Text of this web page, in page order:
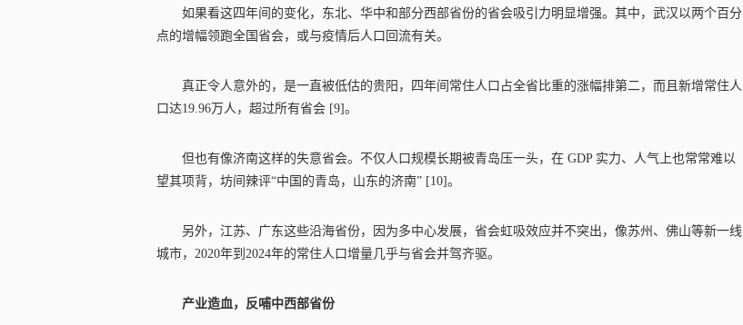
如果看这四年间的变化，东北、华中和部分西部省份的省会吸引力明显增强。其中，武汉以两个百分
点的增幅领跑全国省会，或与疫情后人口回流有关。
真正令人意外的，是一直被低估的贵阳，四年间常住人口占全省比重的涨幅排第二，而且新增常住人
口达19.96万人，超过所有省会 [9]。
但也有像济南这样的失意省会。不仅人口规模长期被青岛压一头，在 GDP 实力、人气上也常常难以
望其项背，坊间辣评“中国的青岛，山东的济南” [10]。
另外，江苏、广东这些沿海省份，因为多中心发展，省会虹吸效应并不突出，像苏州、佛山等新一线
城市，2020年到2024年的常住人口增量几乎与省会并驾齐驱。
产业造血，反哺中西部省份